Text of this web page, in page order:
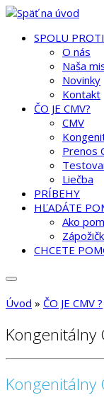
SPOLU
O nás
Naša
Novinky
Kontakt
ČO JE CMV?
CMV
Prenos
Liečba
PRÍBEHY
HĽADÁTE
Ako
CHCETE
Úvod » ČO JE CMV ?
Kongenitálny
Kongenitálny